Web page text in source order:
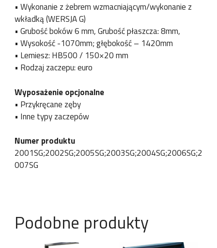
Firma / Imię i nazwisko
*
/
*
Numer telefonu
• Wykonanie z żebrem wzmacniającym/wykonanie z
wkładką (WERSJA G)
• Grubość boków 6 mm, Grubość płaszcza: 8mm,
• Wysokość -1070mm; głębokość – 1420mm
• Lemiesz: HB500 / 150×20 mm
• Rodzaj zaczepu: euro
Wyposażenie opcjonalne
• Przykręcane zęby
• Inne typy zaczepów
Numer produktu
2001SG;2002SG;2005SG;2003SG;2004SG;2006SG;2
007SG
Podobne produkty